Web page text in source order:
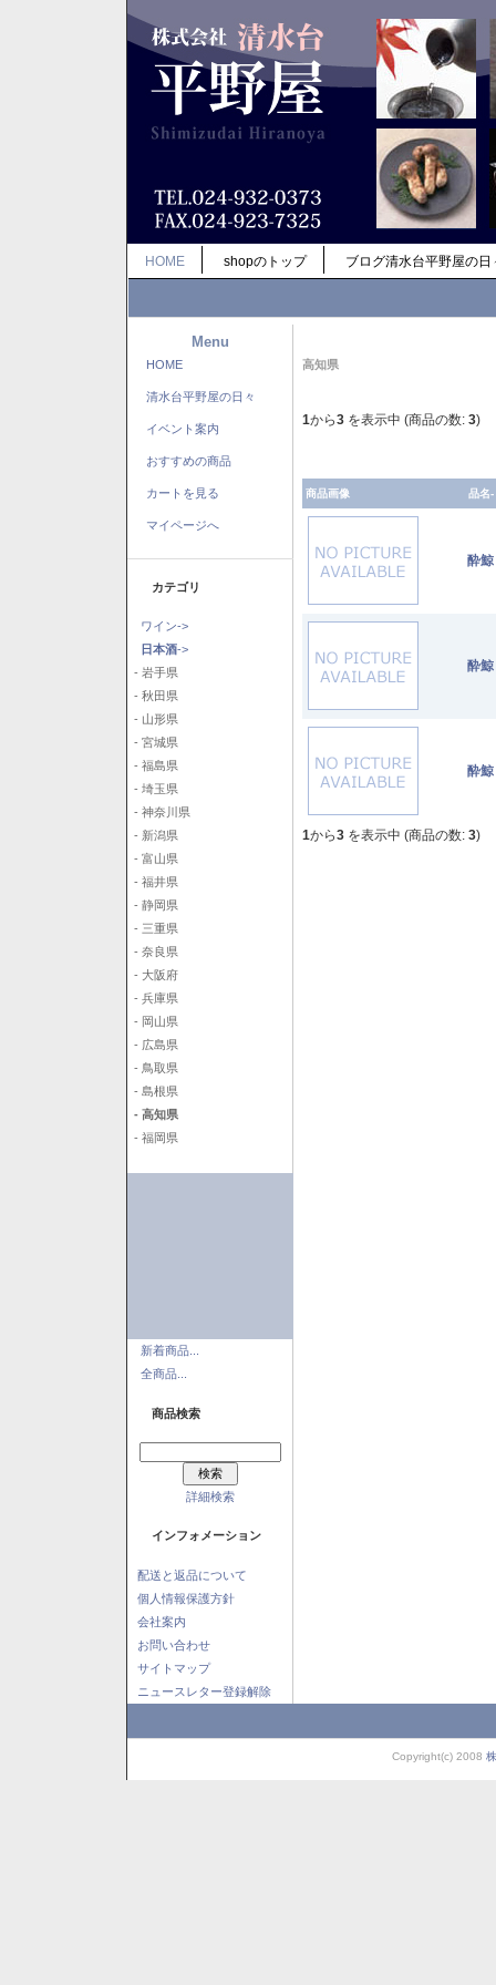
HOME shopのトップ ブログ清水台平野屋の日
Menu
HOME
清水台平野屋の日々
イベント案内
おすすめの商品
カートを見る
マイページへ
カテゴリ
ワイン->
日本酒->
- 岩手県
- 秋田県
- 山形県
- 宮城県
- 福島県
- 埼玉県
- 神奈川県
- 新潟県
- 富山県
- 福井県
- 静岡県
- 三重県
- 奈良県
- 大阪府
- 兵庫県
- 岡山県
- 広島県
- 鳥取県
- 島根県
- 高知県
- 福岡県
新着商品...
全商品...
商品検索
詳細検索
インフォメーション
配送と返品について
個人情報保護方針
会社案内
お問い合わせ
サイトマップ
ニュースレター登録解除
高知県
1から3 を表示中 (商品の数: 3)
商品画像 品名-
酔
酔
酔
1から3 を表示中 (商品の数: 3)
Copyright(c) 2008